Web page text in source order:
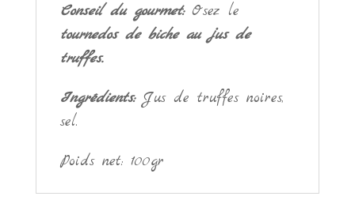
Conseil du gourmet:Osez le
tournedos de biche au jus de
truffes.
Ingrédients:Jus de truffes noires,
sel.
Poids net: 100gr